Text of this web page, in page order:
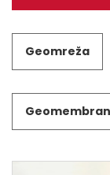
Geomreža